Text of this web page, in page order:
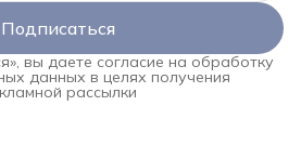
Подписаться
вы даете согласие на обработку
данных в целях получения
рассылки